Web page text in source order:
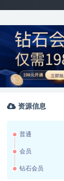
资源信息
普通
会员
钻石会员